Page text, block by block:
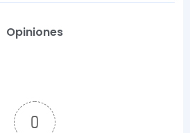
Opiniones
0